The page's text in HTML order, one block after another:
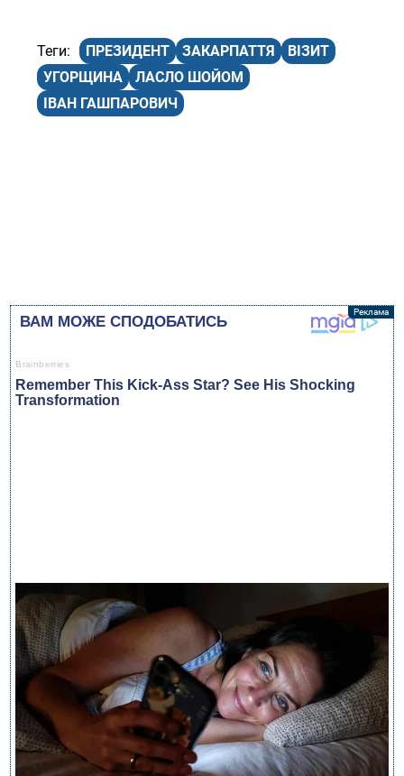
ПРЕЗИДЕНТ ЗАКАРПАТТЯ
ВІЗИТ
УГОРЩИНА
ЛАСЛО ШОЙОМ
ІВАН ГАШПАРОВИЧ